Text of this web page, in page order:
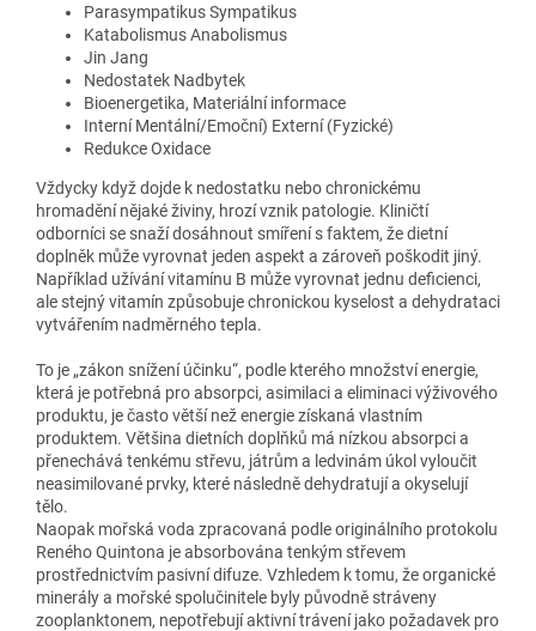
Parasympatikus Sympatikus
Katabolismus Anabolismus
Jin Jang
Nedostatek Nadbytek
Bioenergetika, Materiální informace
Interní Mentální/Emoční) Externí (Fyzické)
Redukce Oxidace
Vždycky když dojde k nedostatku nebo chronickému
hromadění nějaké živiny, hrozí vznik patologie. Kliničtí
odborníci se snaží dosáhnout smíření s faktem, že dietní
doplněk může vyrovnat jeden aspekt a zároveň poškodit jiný.
Například užívání vitamínu B může vyrovnat jednu deficienci,
ale stejný vitamín způsobuje chronickou kyselost a dehydrataci
vytvářením nadměrného tepla.
To je „zákon snížení účinku“, podle kterého množství energie,
která je potřebná pro absorpci, asimilaci a eliminaci výživového
produktu, je často větší než energie získaná vlastním
produktem. Většina dietních doplňků má nízkou absorpci a
přenechává tenkému střevu, játrům a ledvinám úkol vyloučit
neasimilované prvky, které následně dehydratují a okyselují
tělo.
Naopak mořská voda zpracovaná podle originálního protokolu
Reného Quintona je absorbována tenkým střevem
prostřednictvím pasivní difuze. Vzhledem k tomu, že organické
minerály a mořské spolučinitele byly původně stráveny
zooplanktonem, nepotřebují aktivní trávení jako požadavek pro